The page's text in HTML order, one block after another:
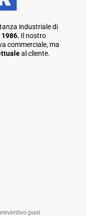
industriale di
1986. Il nostro
commerciale, ma
al cliente.
puoi